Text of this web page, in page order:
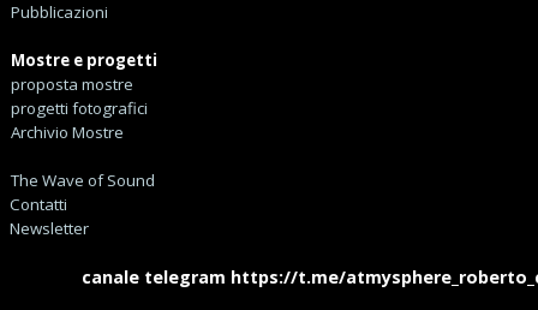
Pubblicazioni
Mostre e progetti
proposta mostre
progetti fotografici
Archivio Mostre
The Wave of Sound
Contatti
Newsletter
canale telegram https://t.me/